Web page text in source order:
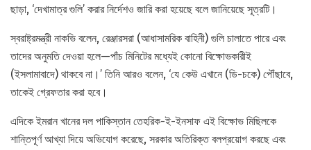
ছাড়া, ‘দেখামাত্র গুলি’ করার নির্দেশও জারি করা হয়েছে বলে জানিয়েছে সূত্রটি।
স্বরাষ্ট্রমন্ত্রী নাকভি বলেন, রেঞ্জারসরা (আধাসামরিক বাহিনী) গুলি চালাতে পারে এবং
তাদের অনুমতি দেওয়া হলে—পাঁচ মিনিটের মধ্যেই কোনো বিক্ষোভকারীই
(ইসলামাবাদে) থাকবে না।’ তিনি আরও বলেন, ‘যে কেউ এখানে (ডি-চকে) পৌঁছাবে,
তাকেই গ্রেফতার করা হবে।
এদিকে ইমরান খানের দল পাকিস্তান তেহরিক-ই-ইনসাফ এই বিক্ষোভ মিছিলকে
শান্তিপূর্ণ আখ্যা দিয়ে অভিযোগ করেছে, সরকার অতিরিক্ত বলপ্রয়োগ করছে এবং